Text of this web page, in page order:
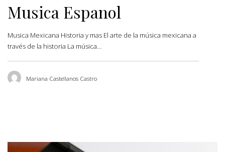
Musica Espanol
Musica Mexicana Historia y mas El arte de la música mexicana a
través de la historia La música…
Mariana Castellanos Castro